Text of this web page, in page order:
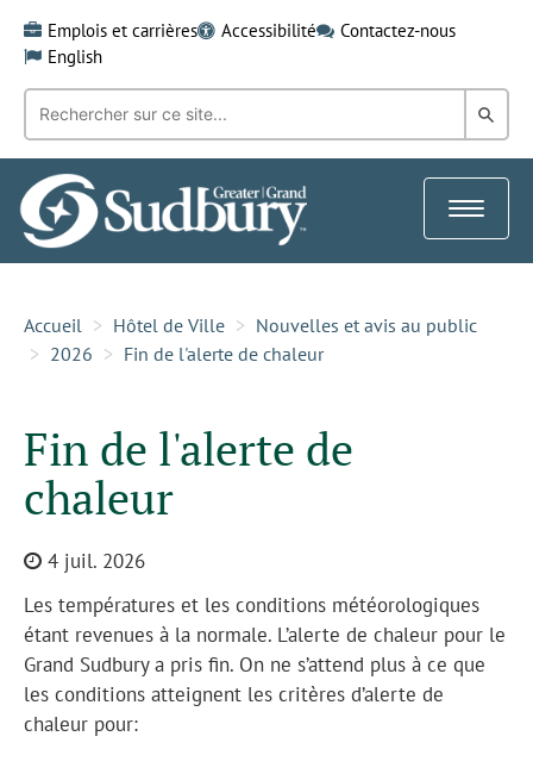
content
Emplois et carrières Accessibilité
Contactez-nous
English
Recherche
mot-
clé:
dans
Toggle
Accueil Hôtel de Ville
Nouvelles et avis au public
2026
Fin de l'alerte de chaleur
Fin de l'alerte de
chaleur
4 juil. 2026
Les températures et les conditions météorologiques
étant revenues à la normale. L’alerte de chaleur pour le
Grand Sudbury a pris fin. On ne s’attend plus à ce que
les conditions atteignent les critères d’alerte de
chaleur pour: